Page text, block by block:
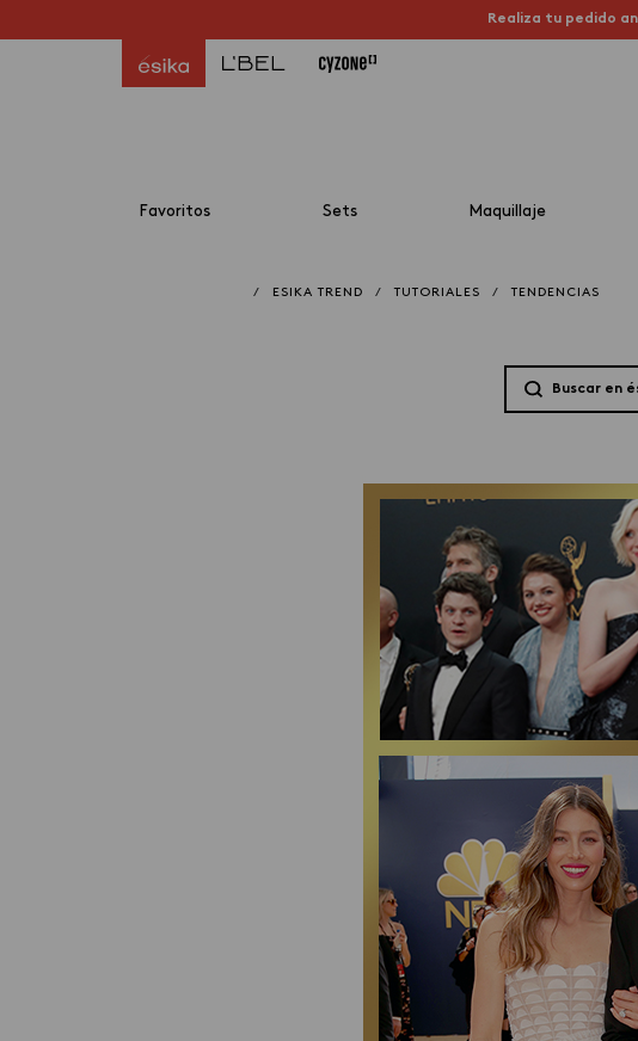
Realiza tu pedido
Favoritos Sets Maquillaje
/ ESIKA TREND / TUTORIALES / TENDENCIAS